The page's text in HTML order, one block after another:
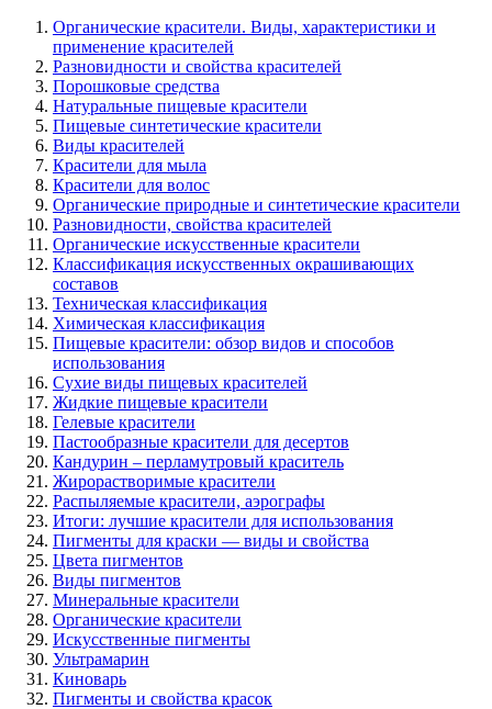
Органические красители. Виды, характеристики и
применение красителей
Разновидности и свойства красителей
Порошковые средства
Натуральные пищевые красители
Пищевые синтетические красители
Виды красителей
Красители для мыла
Красители для волос
Органические природные и синтетические красители
Разновидности, свойства красителей
Органические иcкусственные красители
Классификация искусственных окрашивающих
составов
Техническая классификация
Химическая классификация
Пищевые красители: обзор видов и способов
использования
Сухие виды пищевых красителей
Жидкие пищевые красители
Гелевые красители
Пастообразные красители для десертов
Кандурин – перламутровый краситель
Жирорастворимые красители
Распыляемые красители, аэрографы
Итоги: лучшие красители для использования
Пигменты для краски — виды и свойства
Цвета пигментов
Виды пигментов
Минеральные красители
Органические красители
Искусственные пигменты
Ультрамарин
Киноварь
Пигменты и свойства красок